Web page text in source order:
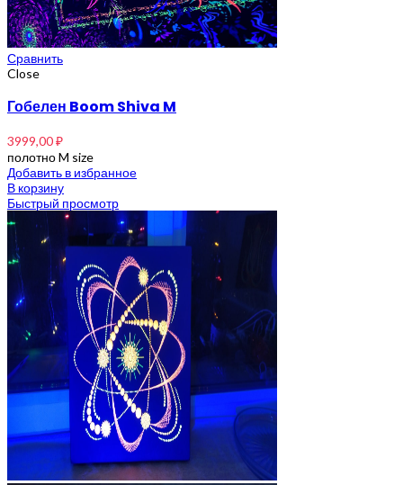
Сравнить
Close
Гобелен Boom Shiva M
3999,00₽
полотно M size
Добавить в избранное
В корзину
Быстрый просмотр